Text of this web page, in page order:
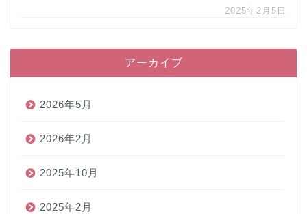
2025年2月5日
アーカイブ
2026年5月
2026年2月
2025年10月
2025年2月